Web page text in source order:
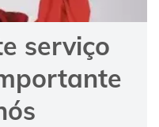
serviço